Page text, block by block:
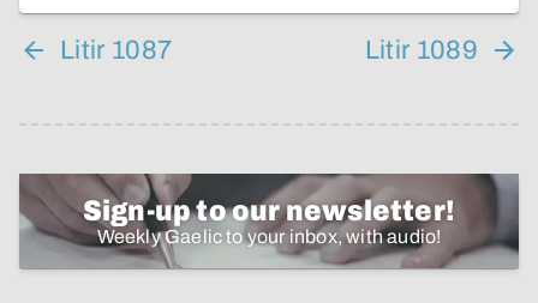
Litir 1087 Litir 1089
Sign-up to our newsletter!
Weekly Gaelic to your inbox, with audio!